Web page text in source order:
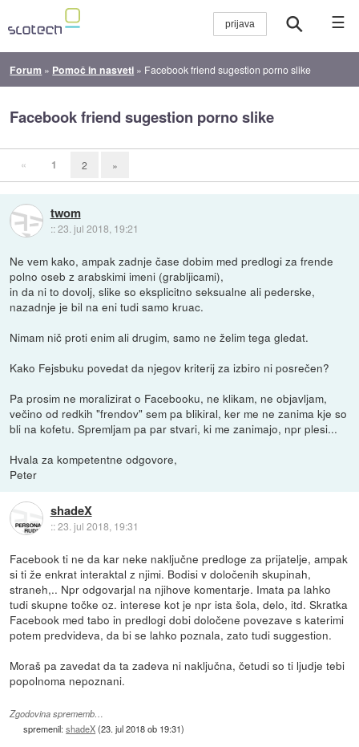
☰
Forum » Pomoč in nasveti » Facebook friend sugestion porno slike
Facebook friend sugestion porno slike
« 1 2 »
twom
::23. jul 2018, 19:21
Ne vem kako, ampak zadnje čase dobim med predlogi za frende
polno oseb z arabskimi imeni (grabljicami),
in da ni to dovolj, slike so eksplicitno seksualne ali pederske,
nazadnje je bil na eni tudi samo kruac.
Nimam nič proti enim ali drugim, samo ne želim tega gledat.
Kako Fejsbuku povedat da njegov kriterij za izbiro ni posrečen?
Pa prosim ne moralizirat o Facebooku, ne klikam, ne objavljam,
večino od redkih "frendov" sem pa blikiral, ker me ne zanima kje so
bli na kofetu. Spremljam pa par stvari, ki me zanimajo, npr plesi...
Hvala za kompetentne odgovore,
Peter
shadeX
::23. jul 2018, 19:31
Facebook ti ne da kar neke naključne predloge za prijatelje, ampak
si ti že enkrat interaktal z njimi. Bodisi v določenih skupinah,
straneh,.. Npr odgovarjal na njihove komentarje. Imata pa lahko
tudi skupne točke oz. interese kot je npr ista šola, delo, itd. Skratka
Facebook med tabo in predlogi dobi določene povezave s katerimi
potem predvideva, da bi se lahko poznala, zato tudi suggestion.
Moraš pa zavedat da ta zadeva ni naključna, četudi so ti ljudje tebi
popolnoma nepoznani.
Zgodovina sprememb…
spremenil:shadeX(23. jul 2018 ob 19:31)